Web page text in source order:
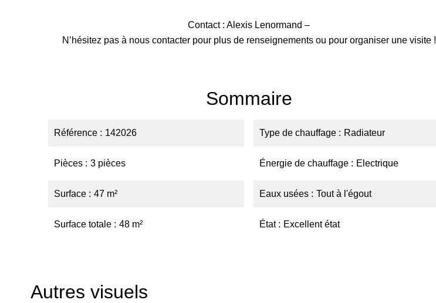
Contact : Alexis Lenormand –
N’hésitez pas à nous contacter pour plus de renseignements ou pour organiser une visite !
Sommaire
Référence 142026
Pièces 3 pièces
Surface 47 m²
Surface totale 48 m²
Type de chauffage Radiateur
Énergie de chauffage Electrique
Eaux usées Tout à l'égout
État Excellent état
Autres visuels